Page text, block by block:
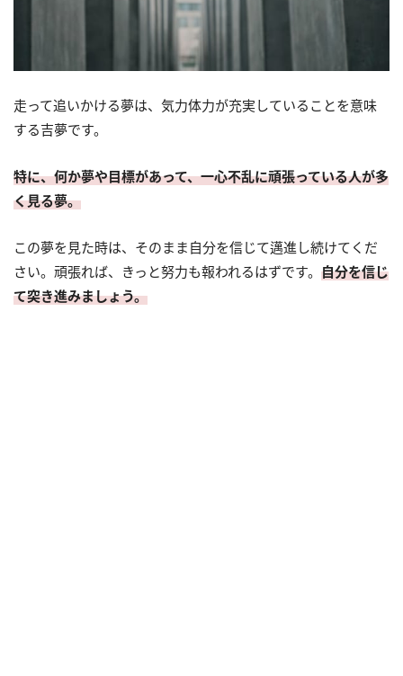
走って追いかける夢は、気力体力が充実していることを意味
する吉夢です。
特に、何か夢や目標があって、一心不乱に頑張っている人が多
く見る夢。
この夢を見た時は、そのまま自分を信じて邁進し続けてくだ
さい。頑張れば、きっと努力も報われるはずです。 自分を信じ
て突き進みましょう。